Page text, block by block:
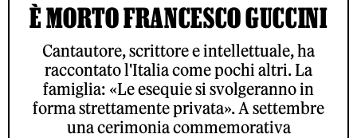
È MORTO FRANCESCO GUCCINI
Cantautore, scrittore e intellettuale, ha
raccontato l'Italia come pochi altri. La
famiglia: «Le esequie si svolgeranno in
forma strettamente privata». A settembre
una cerimonia commemorativa